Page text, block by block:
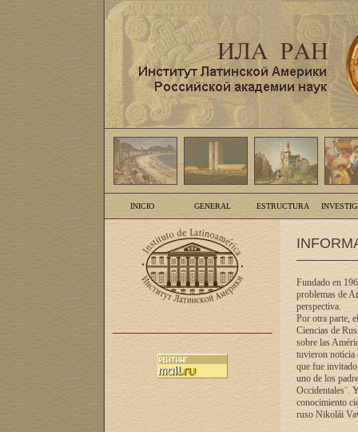
INICIO GENERAL ESTRUCTURA
Fundado en
problemas de
perspectiva.
Por otra parte,
Ciencias de
sobre las
tuvieron noticia
que fue
uno de los
Occidentales¨.
conocimiento
ruso Nikolái